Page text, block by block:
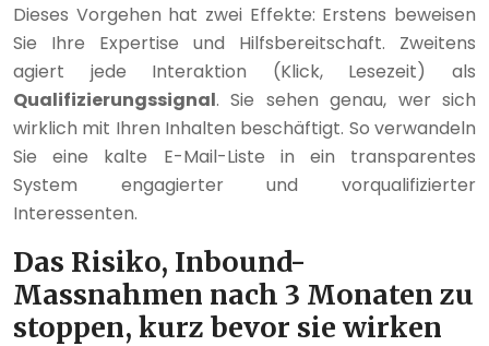
Dieses Vorgehen hat zwei Effekte: Erstens beweisen
Sie Ihre Expertise und Hilfsbereitschaft. Zweitens
agiert jede Interaktion (Klick, Lesezeit) als
Qualifizierungssignal. Sie sehen genau, wer sich
wirklich mit Ihren Inhalten beschäftigt. So verwandeln
Sie eine kalte E-Mail-Liste in ein transparentes
System engagierter und vorqualifizierter
Interessenten.
Das Risiko, Inbound-
Massnahmen nach 3 Monaten zu
stoppen, kurz bevor sie wirken